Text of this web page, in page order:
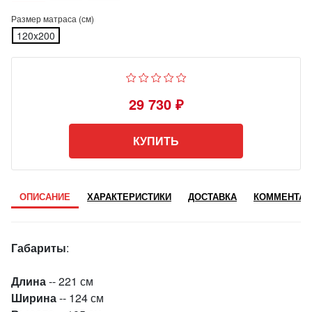
Размер матраса (см)
120x200
29 730 ₽
КУПИТЬ
ОПИСАНИЕ ХАРАКТЕРИСТИКИ ДОСТАВКА
Габариты:
Длина-- 221 см
Ширина-- 124 см